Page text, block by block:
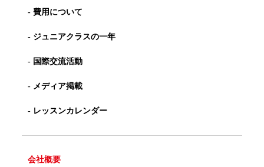
- 費用について
- ジュニアクラスの一年
- 国際交流活動
- メディア掲載
- レッスンカレンダー
会社概要